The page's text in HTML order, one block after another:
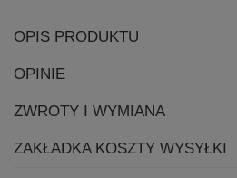
OPIS PRODUKTU
OPINIE
ZWROTY I WYMIANA
ZAKŁADKA KOSZTY WYSYŁKI